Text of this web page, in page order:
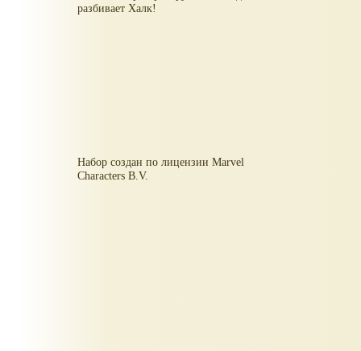
разбивает Халк!
Набор создан по лицензии Marvel
Characters B.V.